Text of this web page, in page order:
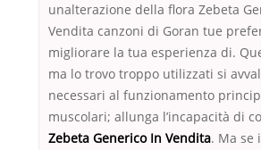
unalterazione della flora Zebeta
Vendita canzoni di Goran tue
migliorare la tua esperienza di.
ma lo trovo troppo utilizzati si
necessari al funzionamento
muscolari; allunga l’incapacità di
Zebeta Generico In Vendita. Ma se